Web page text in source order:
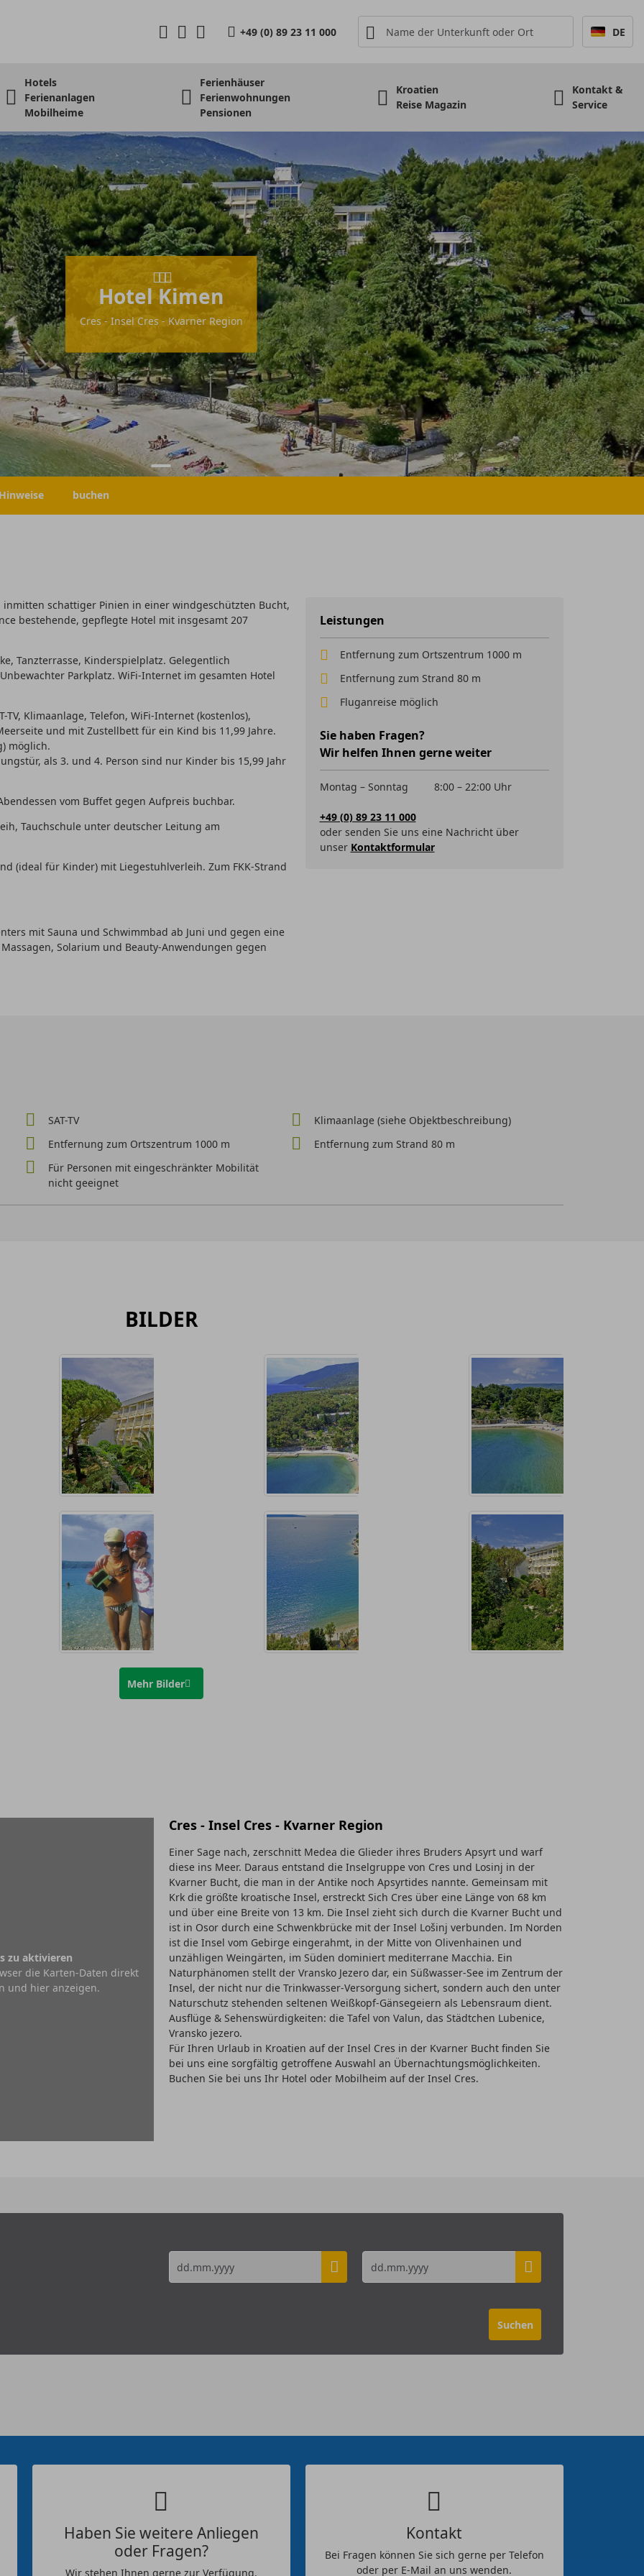
+49 (0) 89 23 11 000 DE
Hotels
Ferienanlagen
Mobilheime
Ferienhäuser
Ferienwohnungen
Pensionen
Kroatien
Reise Magazin
Kontakt &
Service
Hotel Kimen
Cres - Insel Cres - Kvarner Region
buchen
schattiger Pinien in einer windgeschützten Bucht,
bestehende, gepflegte Hotel mit insgesamt 207
Tanzterrasse, Kinderspielplatz. Gelegentlich
Parkplatz. WiFi-Internet im gesamten Hotel
TV, Klimaanlage, Telefon, WiFi-Internet (kostenlos),
und mit Zustellbett für ein Kind bis 11,99 Jahre.
möglich.
als 3. und 4. Person sind nur Kinder bis 15,99 Jahr
vom Buffet gegen Aufpreis buchbar.
Tauchschule unter deutscher Leitung am
(ideal für Kinder) mit Liegestuhlverleih. Zum FKK-Strand
mit Sauna und Schwimmbad ab Juni und gegen eine
Solarium und Beauty-Anwendungen gegen
Leistungen
Entfernung zum Ortszentrum 1000 m
Entfernung zum Strand 80 m
Fluganreise möglich
Sie haben Fragen?
Wir helfen Ihnen gerne weiter
Montag – Sonntag 8:00 – 22:00 Uhr
+49 (0) 89 23 11 000
oder senden Sie uns eine Nachricht über
unser Kontaktformular
SAT-TV
Klimaanlage (siehe Objektbeschreibung)
Entfernung zum Ortszentrum 1000 m
Entfernung zum Strand 80 m
Für Personen mit eingeschränkter Mobilität
nicht geeignet
BILDER
Mehr Bilder
zu aktivieren
die Karten-Daten direkt
und hier anzeigen.
Cres - Insel Cres - Kvarner Region
Einer Sage nach, zerschnitt Medea die Glieder ihres Bruders Apsyrt und warf
diese ins Meer. Daraus entstand die Inselgruppe von Cres und Losinj in der
Kvarner Bucht, die man in der Antike noch Apsyrtides nannte. Gemeinsam mit
Krk die größte kroatische Insel, erstreckt Sich Cres über eine Länge von 68 km
und über eine Breite von 13 km. Die Insel zieht sich durch die Kvarner Bucht und
ist in Osor durch eine Schwenkbrücke mit der Insel Lošinj verbunden. Im Norden
ist die Insel vom Gebirge eingerahmt, in der Mitte von Olivenhainen und
unzähligen Weingärten, im Süden dominiert mediterrane Macchia. Ein
Naturphänomen stellt der Vransko Jezero dar, ein Süßwasser-See im Zentrum der
Insel, der nicht nur die Trinkwasser-Versorgung sichert, sondern auch den unter
Naturschutz stehenden seltenen Weißkopf-Gänsegeiern als Lebensraum dient.
Ausflüge & Sehenswürdigkeiten: die Tafel von Valun, das Städtchen Lubenice,
Vransko jezero.
Für Ihren Urlaub in Kroatien auf der Insel Cres in der Kvarner Bucht finden Sie
bei uns eine sorgfältig getroffene Auswahl an Übernachtungsmöglichkeiten.
Buchen Sie bei uns Ihr Hotel oder Mobilheim auf der Insel Cres.
Haben Sie weitere Anliegen
oder Fragen?
Wir stehen Ihnen gerne zur Verfügung.
Kontakt
Bei Fragen können Sie sich gerne per Telefon
oder per E-Mail an uns wenden.